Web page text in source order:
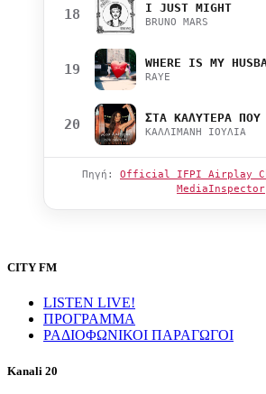
18 I JUST MIGHT
BRUNO MARS
19 WHERE IS MY
RAYE
20 ΚΑΛΛΙΜΑΝΗ ΙΟΥΛΙΑ
Πηγή: Official IFPI Airplay
MediaInspector
CITY FM
LISTEN LIVE!
ΠΡΟΓΡΑΜΜΑ
ΡΑΔΙΟΦΩΝΙΚΟΙ ΠΑΡΑΓΩΓΟΙ
Kanali 20